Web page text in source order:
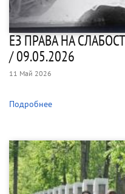
ЕЗ ПРАВА НА
/ 09.05.2026
11 Май 2026
Подробнее